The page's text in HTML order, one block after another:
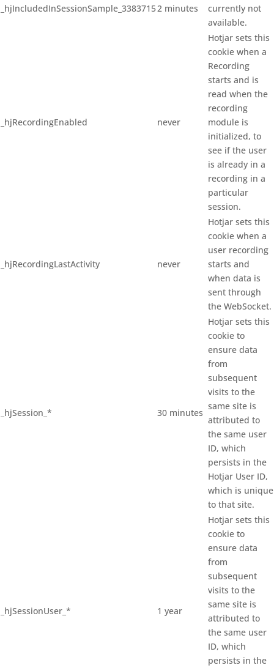
_hjIncludedInSessionSample_33837152 minutes
currently not
available.
_hjRecordingEnabled never
Hotjar sets this
cookie when a
Recording
starts and is
read when the
recording
module is
initialized, to
see if the user
is already in a
recording in a
particular
session.
_hjRecordingLastActivity never
Hotjar sets this
cookie when a
user recording
starts and
when data is
sent through
the WebSocket.
_hjSession_* 30 minutes
Hotjar sets this
cookie to
ensure data
from
subsequent
visits to the
same site is
attributed to
the same user
ID, which
persists in the
Hotjar User ID,
which is unique
to that site.
_hjSessionUser_* 1 year
Hotjar sets this
cookie to
ensure data
from
subsequent
visits to the
same site is
attributed to
the same user
ID, which
persists in the